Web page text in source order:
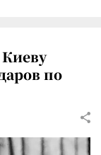
по